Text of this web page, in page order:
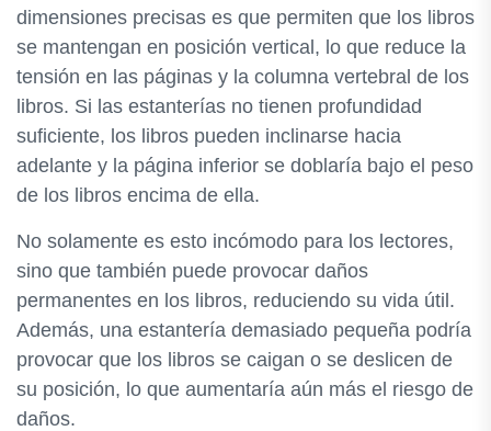
dimensiones precisas es que permiten que los libros
se mantengan en posición vertical, lo que reduce la
tensión en las páginas y la columna vertebral de los
libros. Si las estanterías no tienen profundidad
suficiente, los libros pueden inclinarse hacia
adelante y la página inferior se doblaría bajo el peso
de los libros encima de ella.
No solamente es esto incómodo para los lectores,
sino que también puede provocar daños
permanentes en los libros, reduciendo su vida útil.
Además, una estantería demasiado pequeña podría
provocar que los libros se caigan o se deslicen de
su posición, lo que aumentaría aún más el riesgo de
daños.